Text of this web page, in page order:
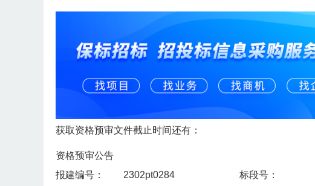
获取资格预审文件截止时间还有：
资格预审公告
报建编号：
2302pt0284 标段号：